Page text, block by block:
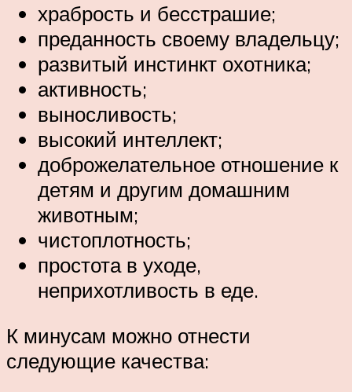
храбрость и бесстрашие;
преданность своему владельцу;
развитый инстинкт охотника;
активность;
выносливость;
высокий интеллект;
доброжелательное отношение к
детям и другим домашним
животным;
чистоплотность;
простота в уходе,
неприхотливость в еде.
К минусам можно отнести
следующие качества: